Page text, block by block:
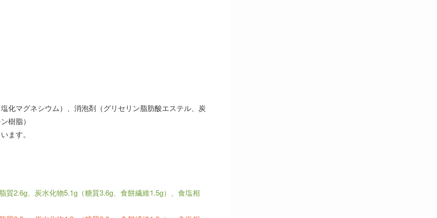
化マグネシウム）、消泡剤（グリセリン脂肪酸エステル、炭
樹脂）
ます。
2.6g、炭水化物5.1g（糖質3.6g、食餅繊維1.5g）、食塩相